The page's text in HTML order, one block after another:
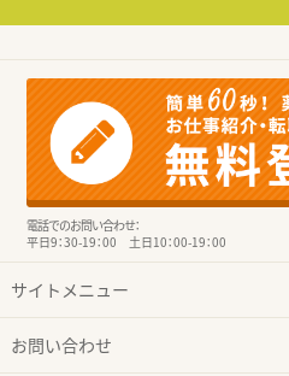
電話でのお問い合わせ：
平日9：30-19：00 土日10：00-19：00
サイトメニュー
お問い合わせ